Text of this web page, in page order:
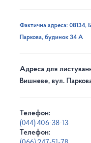
Фактична адреса: 08134,
Паркова, будинок 34 А
Адреса для
Вишневе, вул.
Телефон:
(044) 406-38-13
Телефон: